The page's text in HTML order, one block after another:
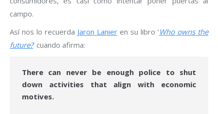
campo.
Así nos lo recuerda Jaron Lanier en su libro ‘Who owns the
future?‘ cuando afirma:
There can never be enough police to shut
down activities that align with economic
motives.